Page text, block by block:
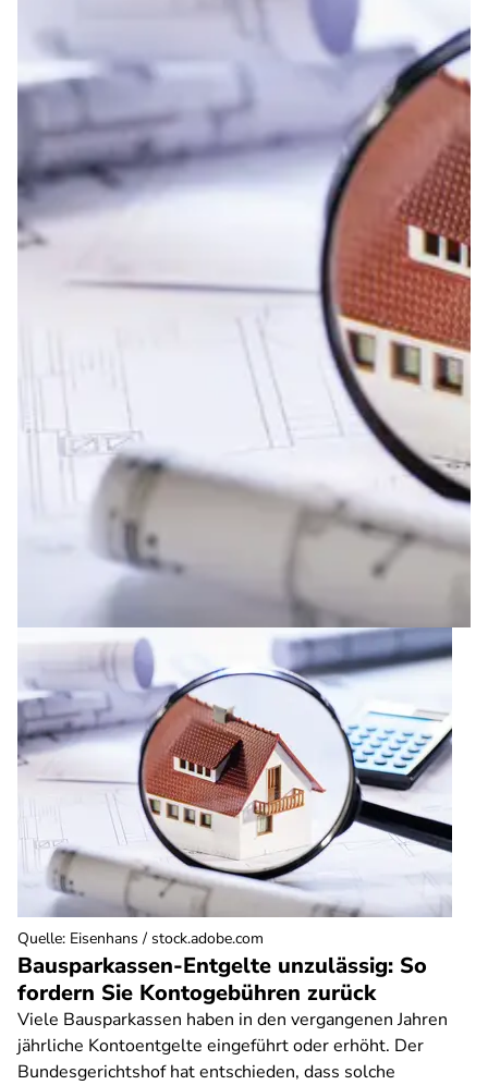
Bausparkassen-Entgelte unzulässig: So
fordern Sie Kontogebühren zurück
Viele Bausparkassen haben in den vergangenen Jahren
jährliche Kontoentgelte eingeführt oder erhöht. Der
Bundesgerichtshof hat entschieden, dass solche
Quelle: Eisenhans / stock.adobe.com